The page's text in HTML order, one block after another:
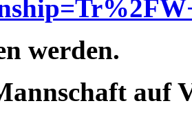
werden.
auf